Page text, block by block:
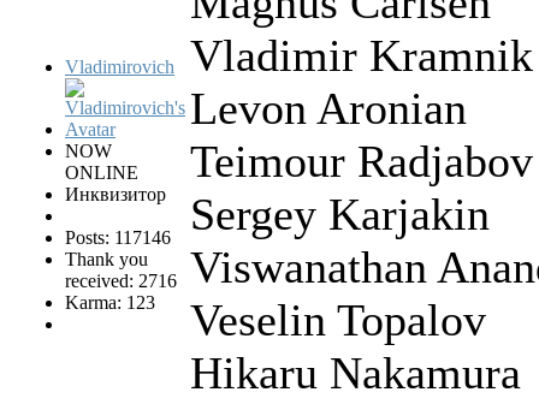
Vladimirovich
NOW
ONLINE
Инквизитор
Posts: 117146
Thank you
received: 2716
Karma: 123
Vladimir Kramnik
Levon Aronian
Teimour Radjabov
Sergey Karjakin
Viswanathan
Veselin Topalov
Hikaru Nakamura